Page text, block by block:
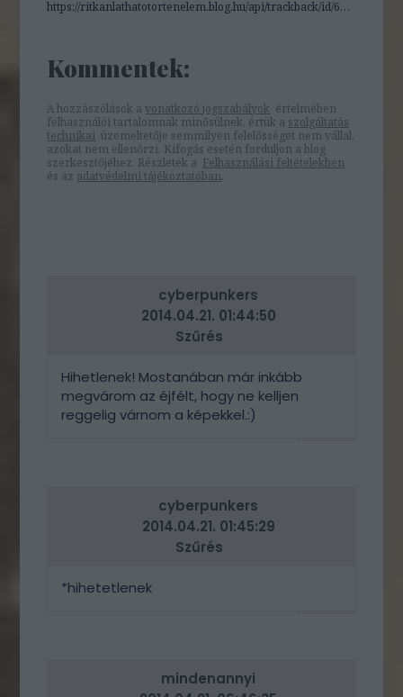
https://ritkanlathatotortenelem.blog.hu/api/trackback/id/6052843
Kommentek:
A hozzászólások avonatkozó jogszabályok értelmében
felhasználói tartalomnak minősülnek, értük a szolgáltatás
technikai üzemeltetője semmilyen felelősséget nem vállal,
azokat nem ellenőrzi. Kifogás esetén forduljon a blog
szerkesztőjéhez. Részletek a Felhasználási feltételekben
és az adatvédelmi tájékoztatóban.
cyberpunkers
2014.04.21. 01:44:50
Szűrés
Hihetlenek! Mostanában már inkább
megvárom az éjfélt, hogy ne kelljen
reggelig várnom a képekkel.:)
cyberpunkers
2014.04.21. 01:45:29
Szűrés
*hihetetlenek
mindenannyi